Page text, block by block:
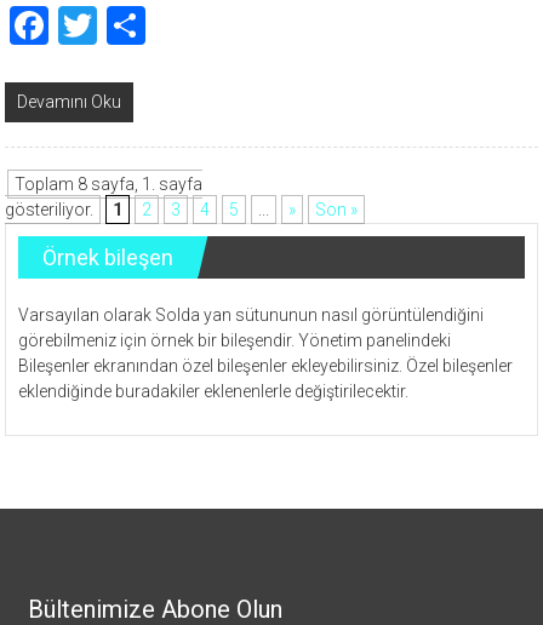
Facebook
Twitter
Devamını Oku
Toplam 8 sayfa, 1. sayfa
gösteriliyor.
1 2 3 4 5 » Son »
Örnek bileşen
Varsayılan olarak Solda yan sütununun nasıl görüntülendiğini
görebilmeniz için örnek bir bileşendir. Yönetim panelindeki
Bileşenler ekranından özel bileşenler ekleyebilirsiniz. Özel bileşenler
eklendiğinde buradakiler eklenenlerle değiştirilecektir.
Bültenimize Abone Olun